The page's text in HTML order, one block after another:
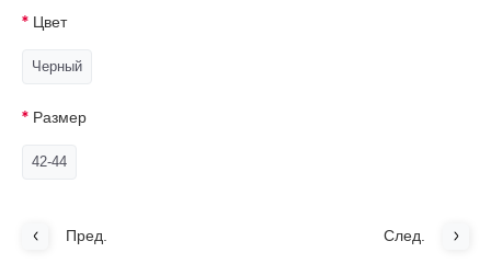
Цвет
Черный
Размер
42-44
Пред. След.